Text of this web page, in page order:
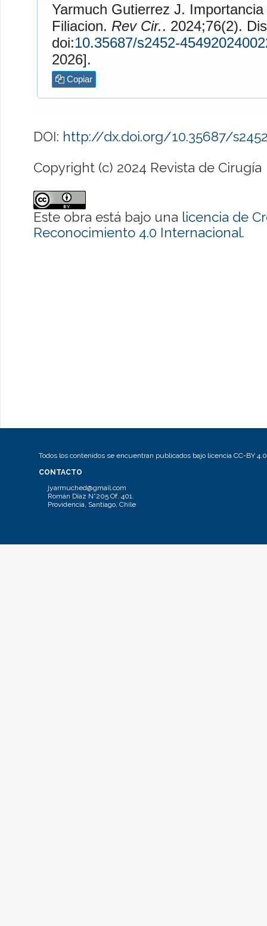
Yarmuch Gutierrez J. Importancia de los Metadatos y la
Filiacion. Rev Cir.. 2024;76(2). Disponible en:
doi:10.35687/s2452-
2026].
Copiar
DOI: http://dx.doi.org/10.35687/
Copyright (c) 2024 Revista de Cirugía
Este obra está bajo una licencia de
Reconocimiento 4.0 Internacional.
Todos los contenidos se encuentran publicados bajo licencia CC-BY 4.0
CONTACTO
jyarmuched@gmail.com
Román Díaz N°205 Of. 401.
Providencia, Santiago, Chile